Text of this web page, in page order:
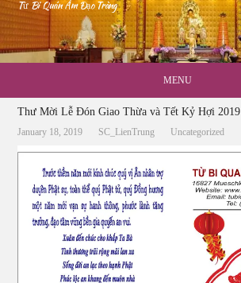
Từ Bi Quán Âm Đạo Tràng
MENU
Thư Mời Lễ Đón Giao Thừa và Tết Kỷ Hợi 2019
January 18, 2019 SC_LienTrung Uncategorized